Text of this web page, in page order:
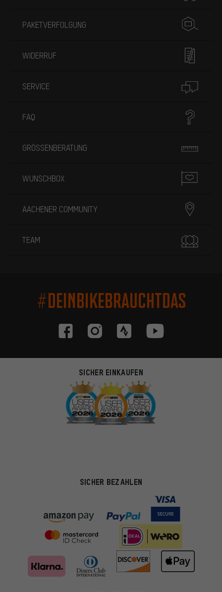
PAKETVERFOLGUNG
WIDERRUF
SERVICE
FAQ
GRÖSSENBERATUNG
WUNSCHBOX
AACHENER COMMUNITY
TEAM
#DEINBIKEBRAUCHTDAS
SICHER EINKAUFEN
SICHER BEZAHLEN